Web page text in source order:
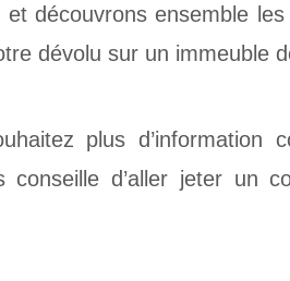
découvrons ensemble
dévolu sur un immeuble
plus d’information
conseille d’aller jeter un